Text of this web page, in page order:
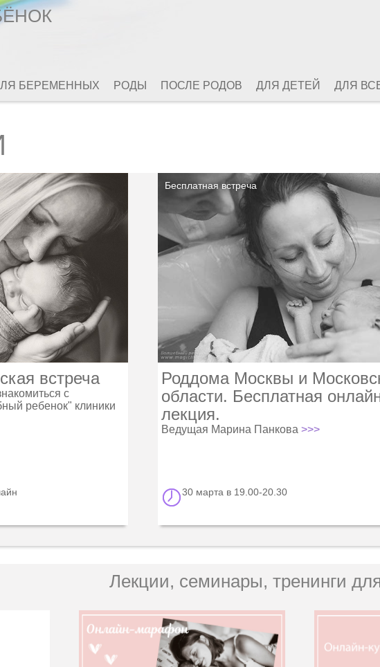
БЕРЕМЕННЫХ РОДЫ ПОСЛЕ РОДОВ ДЛЯ ДЕТЕЙ ДЛЯ
встреча
с
ребенок" клиники
Бесплатная встреча
Роддома Москвы и
области. Бесплатная
лекция.
Ведущая Марина Панкова >>>
30 марта в 19.00-20.30
Лекции, семинары, тренинги